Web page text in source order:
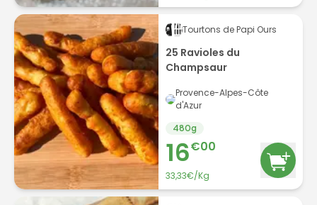
Tourtons de Papi Ours
25 Ravioles du
Champsaur
Provence-Alpes-Côte
d'Azur
480g
16€00
33,33€/Kg